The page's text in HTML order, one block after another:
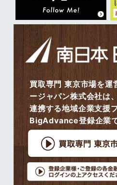
買取専門 東京市場を運
ージャパン株式会社は
連携する地域企業支援
BigAdvance登録企業で